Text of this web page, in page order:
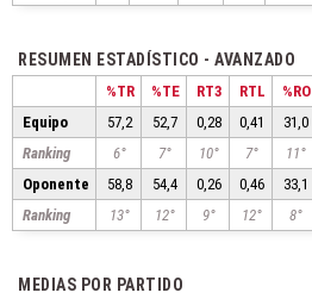
RESUMEN ESTADÍSTICO - AVANZADO
%TR %TE RT3 RTL %RO
Equipo
57,2 52,7 0,28 0,41 31,0
Ranking
6° 7° 10° 7° 11°
Oponente
58,8 54,4 0,26 0,46 33,1
Ranking
13° 12° 9° 12° 8°
MEDIAS POR PARTIDO